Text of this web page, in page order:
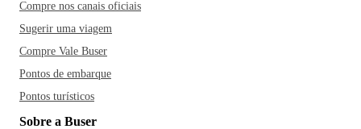
Compre nos canais oficiais
Sugerir uma viagem
Compre Vale Buser
Pontos de embarque
Pontos turísticos
Sobre a Buser